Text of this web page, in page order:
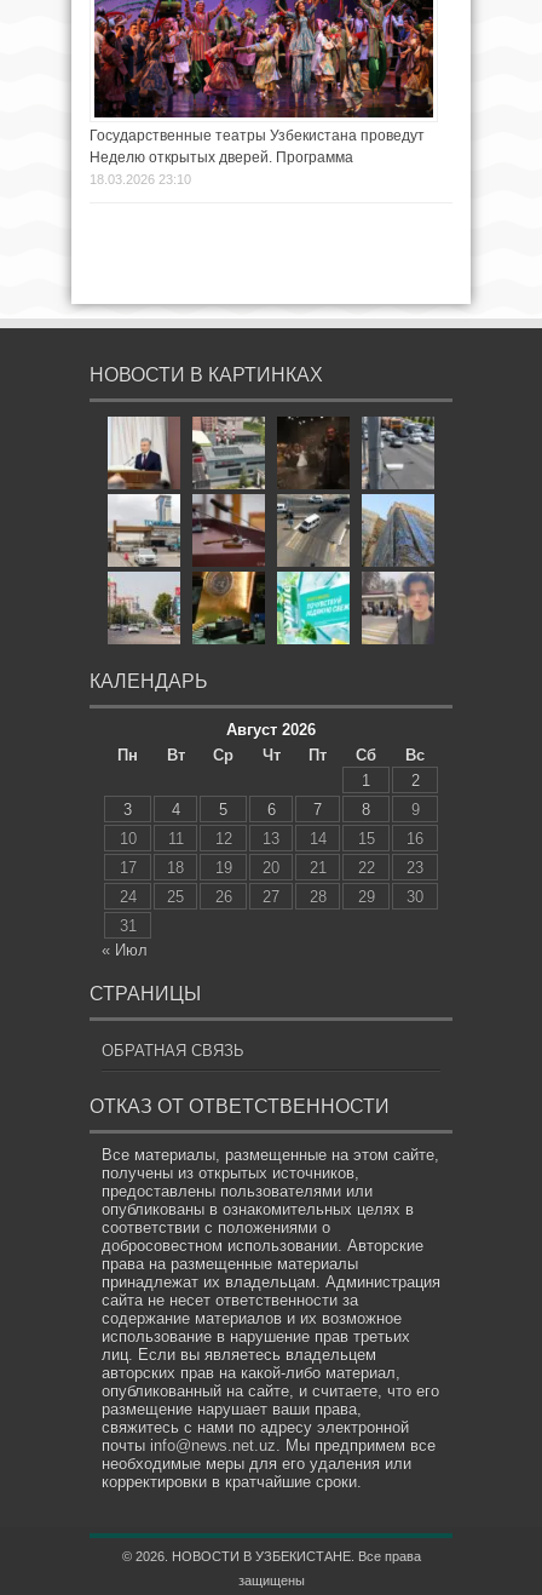
Государственные театры Узбекистана проведут
Неделю открытых дверей. Программа
18.03.2026 23:10
НОВОСТИ В КАРТИНКАХ
КАЛЕНДАРЬ
Август 2026
Пн
Вт Ср Чт Пт Сб
Вс
1
2
3
4 5 6 7 8
9
10
11 12 13 14 15
16
17
18 19 20 21 22
23
24
25 26 27 28 29
30
31
« Июл
СТРАНИЦЫ
ОБРАТНАЯ СВЯЗЬ
ОТКАЗ ОТ ОТВЕТСТВЕННОСТИ
Все материалы, размещенные на этом сайте,
получены из открытых источников,
предоставлены пользователями или
опубликованы в ознакомительных целях в
соответствии с положениями о
добросовестном использовании. Авторские
права на размещенные материалы
принадлежат их владельцам. Администрация
сайта не несет ответственности за
содержание материалов и их возможное
использование в нарушение прав третьих
лиц. Если вы являетесь владельцем
авторских прав на какой-либо материал,
опубликованный на сайте, и считаете, что его
размещение нарушает ваши права,
свяжитесь с нами по адресу электронной
почты info@news.net.uz. Мы предпримем все
необходимые меры для его удаления или
корректировки в кратчайшие сроки.
© 2026. НОВОСТИ В УЗБЕКИСТАНЕ. Все права
защищены